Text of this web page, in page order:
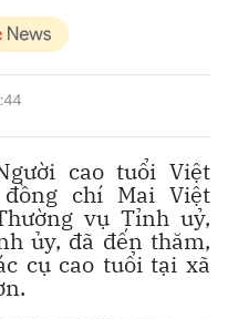
cao tuổi Việt
chí Mai Việt
vụ Tỉnh uỷ,
ủy, đã đến thăm,
cụ cao tuổi tại xã